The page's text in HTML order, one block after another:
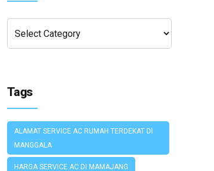
Tags
ALAMAT SERVICE AC RUMAH TERDEKAT DI
MANGGALA
HARGA SERVICE AC DI MAMAJANG